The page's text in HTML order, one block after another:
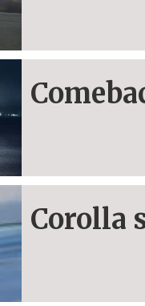
Corolla